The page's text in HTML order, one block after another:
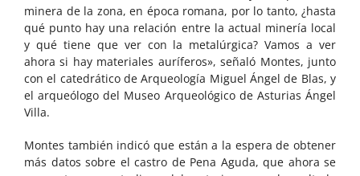
minera de la zona, en época romana, por lo tanto, ¿hasta
qué punto hay una relación entre la actual minería local
y qué tiene que ver con la metalúrgica? Vamos a ver
ahora si hay materiales auríferos», señaló Montes, junto
con el catedrático de Arqueología Miguel Ángel de Blas, y
el arqueólogo del Museo Arqueológico de Asturias Ángel
Villa.
Montes también indicó que están a la espera de obtener
más datos sobre el castro de Pena Aguda, que ahora se